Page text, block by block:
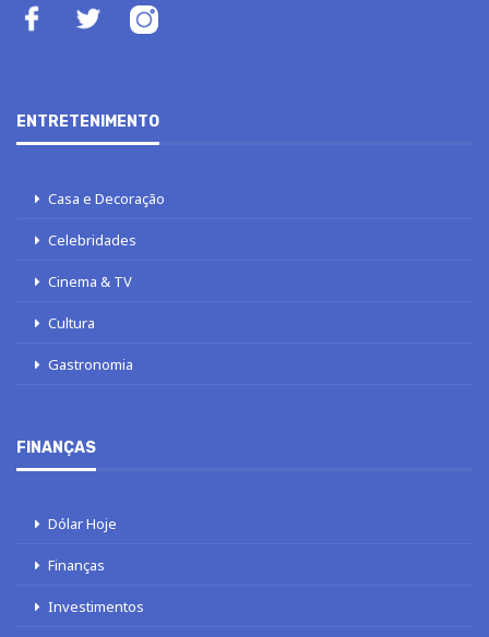
ENTRETENIMENTO
Casa e Decoração
Celebridades
Cinema & TV
Cultura
Gastronomia
FINANÇAS
Dólar Hoje
Finanças
Investimentos